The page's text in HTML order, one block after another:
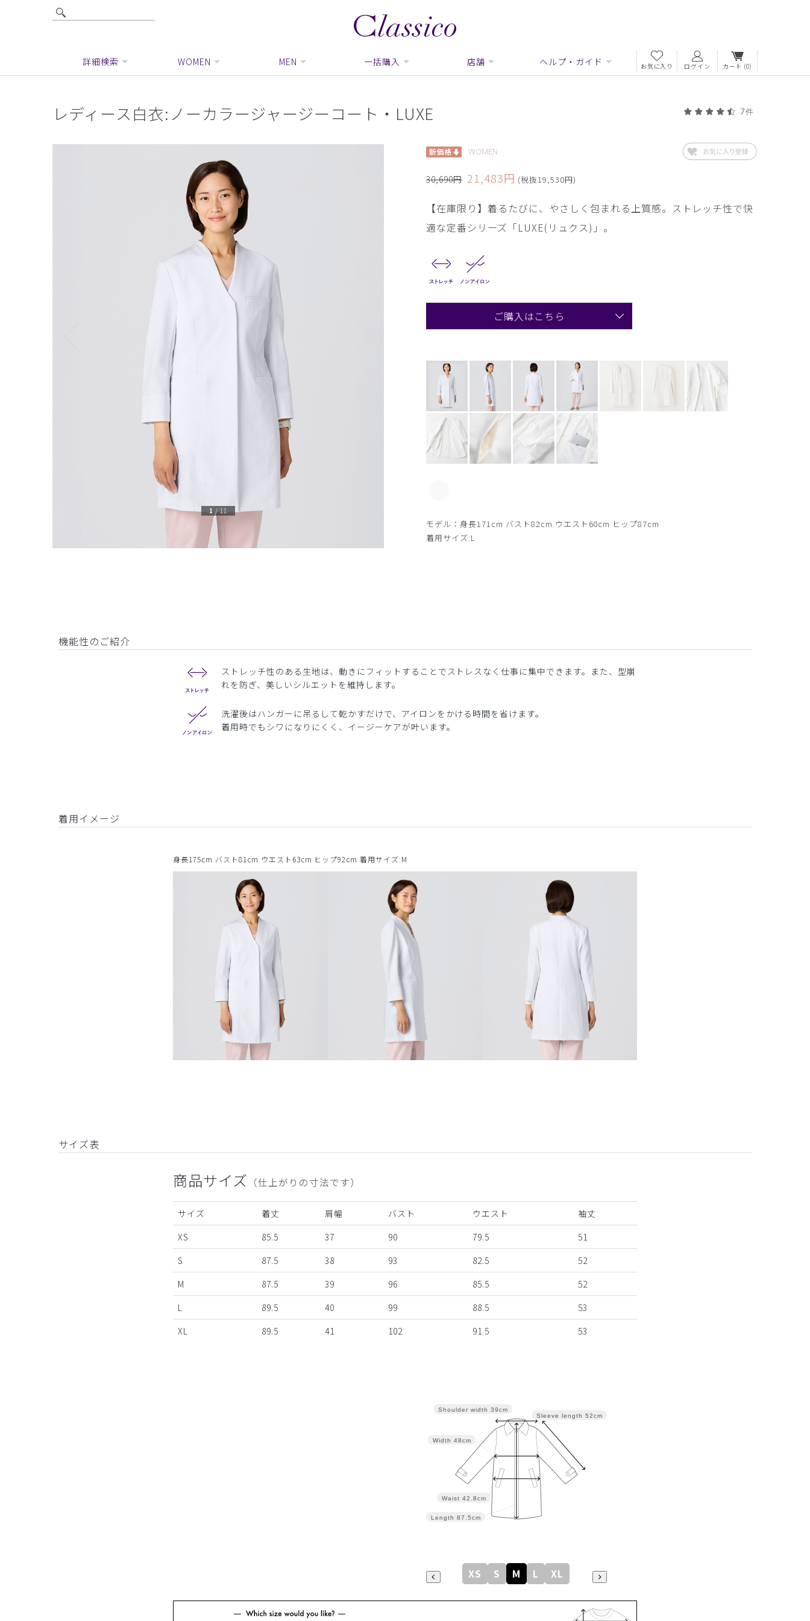
詳細検索 WOMEN MEN 一括購入 店舗 ヘルプ・ガイド お気に入り ログイン カート (0)
レディース白衣:ノーカラージャージーコート・LUXE 7件
1 /11
WOMEN
30,690円 21,483円 (税抜19,530円)
【在庫限り】着るたびに、やさしく包まれる上質感。ストレッチ性で快
適な定番シリーズ「LUXE(リュクス)」。
ご購入はこちら
モデル：身長171cm バスト82cm ウエスト60cm ヒップ87cm
着用サイズ:L
機能性のご紹介
ストレッチ性のある生地は、動きにフィットすることでストレスなく仕事に集中できます。また、型崩
れを防ぎ、美しいシルエットを維持します。
洗濯後はハンガーに吊るして乾かすだけで、アイロンをかける時間を省けます。
着用時でもシワになりにくく、イージーケアが叶います。
着用イメージ
身長175cm バスト81cm ウエスト63cm ヒップ92cm 着用サイズ:M
サイズ表
商品サイズ （仕上がりの寸法です）
サイズ 着丈 肩幅 バスト ウエスト
袖丈
XS
85.5 37 90 79.5
51
S
87.5 38 93 82.5
52
M
87.5 39 96 85.5
52
L
89.5 40 99 88.5
53
XL
89.5 41 102 91.5 53
Sleeve length 52cm
Length 87.5cm
Waist 42.8cm
Width 48cm
Shoulder width 39cm
XS S M L XL